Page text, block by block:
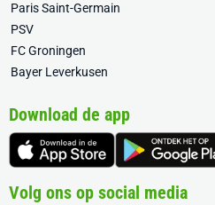
Paris Saint-Germain
PSV
FC Groningen
Bayer Leverkusen
Download de app
Volg ons op social media